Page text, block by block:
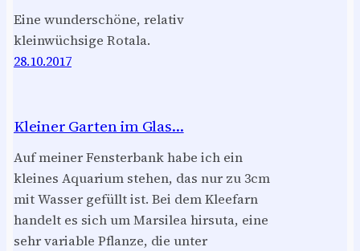
Eine wunderschöne, relativ
kleinwüchsige Rotala.
28.10.2017
Kleiner Garten im Glas…
Auf meiner Fensterbank habe ich ein
kleines Aquarium stehen, das nur zu 3cm
mit Wasser gefüllt ist. Bei dem Kleefarn
handelt es sich um Marsilea hirsuta, eine
sehr variable Pflanze, die unter